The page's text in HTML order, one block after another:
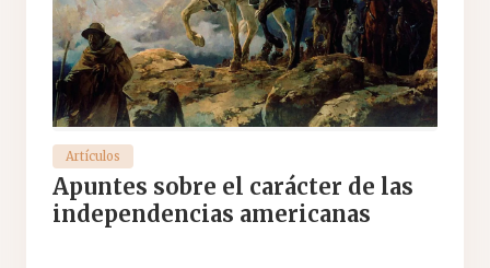
Artículos
Apuntes sobre el carácter de las
independencias americanas